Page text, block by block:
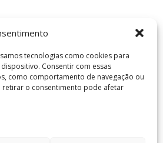
tecnologias como cookies para
Consentir com essas
como comportamento de navegação ou
retirar o consentimento pode afetar